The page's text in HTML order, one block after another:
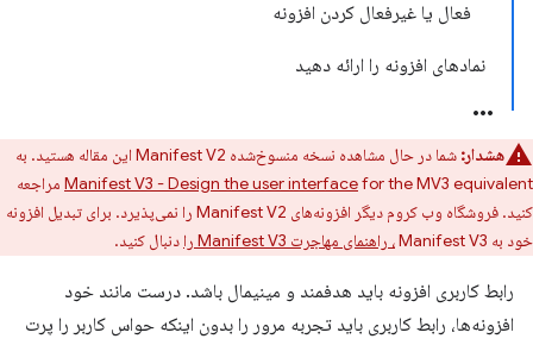
فعال یا غیرفعال کردن افزونه
نمادهای افزونه را ارائه دهید
هشدار: شما در حال مشاهده نسخه منسوخ‌شده Manifest V2 این مقاله هستید. به
Manifest V3 - Design the user interface for the MV3 equivalent مراجعه
کنید. فروشگاه وب کروم دیگر افزونه‌های Manifest V2 را نمی‌پذیرد. برای تبدیل افزونه
خود به Manifest V3
، راهنمای مهاجرت Manifest V3 را دنبال کنید.
رابط کاربری افزونه باید هدفمند و مینیمال باشد. درست مانند خود
افزونه‌ها، رابط کاربری باید تجربه مرور را بدون اینکه حواس کاربر را پرت